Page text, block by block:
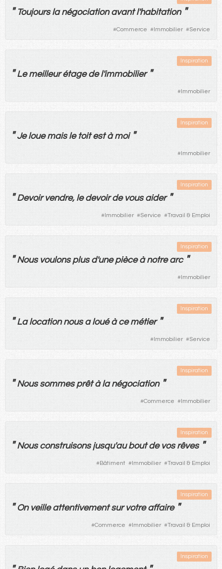
" Toujours la négociation avantl'habitation "
#Commerce #Immobilier #Service
Inspiration
" Le meilleur étage del'immobilier "
#Immobilier
Inspiration
" Je loue mais le toit est à moi "
#Immobilier
Inspiration
" Devoir vendre, le devoirde vous aider "
#Immobilier #Service #Travail & Emploi
Inspiration
" Nous voulons plusd'une pièce à notre arc "
#Immobilier
Inspiration
" La location nous a loué à ce métier "
#Immobilier #Service
Inspiration
" Nous sommes prêt à la négociation "
#Commerce #Immobilier
Inspiration
" Nous construisons jusqu'au bout de vos rêves "
#Bâtiment #Immobilier #Travail & Emploi
Inspiration
" On veille attentivement sur votre affaire "
#Commerce #Immobilier #Travail & Emploi
Inspiration